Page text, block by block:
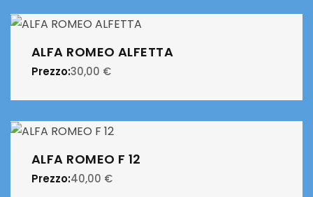
ALFA ROMEO ALFETTA
Prezzo:30,00 €
ALFA ROMEO F 12
Prezzo:40,00 €